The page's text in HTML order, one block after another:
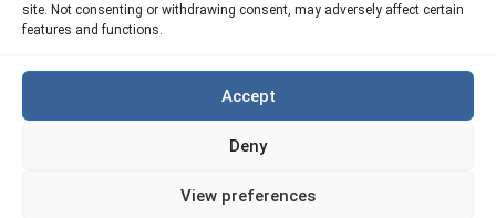
site. Not consenting or withdrawing consent, may adversely affect certain
features and functions.
Accept
Deny
View preferences
我们的 API
eSIM5G 退款政策
隐私政策
Site Map